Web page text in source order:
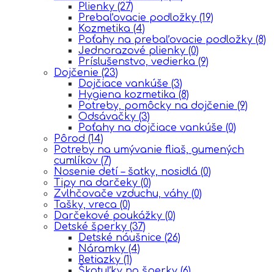
Plienky (27)
Prebaľovacie podložky (19)
Kozmetika (4)
Poťahy na prebaľovacie podložky (8)
Jednorazové plienky (0)
Príslušenstvo, vedierka (9)
Dojčenie (23)
Dojčiace vankúše (3)
Hygiena kozmetika (8)
Potreby, pomôcky na dojčenie (9)
Odsávačky (3)
Poťahy na dojčiace vankúše (0)
Pôrod (14)
Potreby na umývanie fliaš, gumených
cumlíkov (7)
Nosenie detí – šatky, nosidlá (0)
Tipy na darčeky (0)
Zvlhčovače vzduchu, váhy (0)
Tašky, vreca (0)
Darčekové poukážky (0)
Detské šperky (37)
Detské náušnice (26)
Náramky (4)
Retiazky (1)